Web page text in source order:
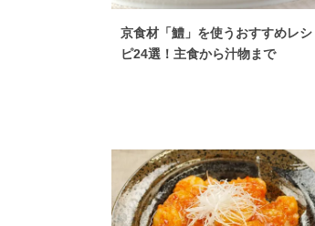
京食材「鱧」を使うおすすめレシ
ピ24選！主食から汁物まで